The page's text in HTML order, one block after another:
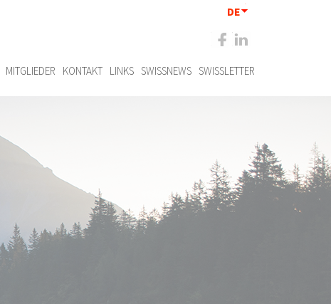
MITGLIEDER KONTAKT LINKS SWISSNEWS SWISSLETTER
DE